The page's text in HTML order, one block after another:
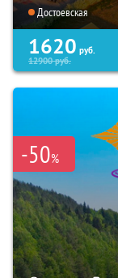
Достоевская
1620 руб.
12900руб.
-50%